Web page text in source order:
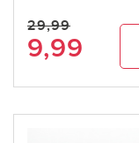
29,99
9,99